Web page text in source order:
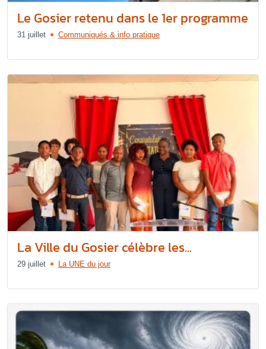
Le Gosier retenu dans le 1er programme
31 juillet Communiqués & info pratique
La Ville du Gosier célèbre les...
29 juillet La UNE du jour